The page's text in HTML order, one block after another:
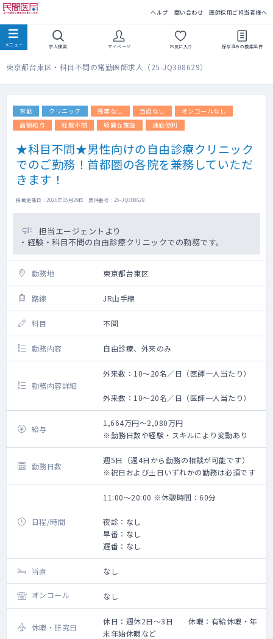
ヘルプ 問い合わせ 医師採用ご担当者様へ
求人検索 マイページ お気に入り 保存済みの検索条件
東京都台東区・科目不問の常勤医師求人（25-JQ308629）
常勤 クリニック 残業なし 当直なし
オンコールなし
高額給与
経験不問 綺麗な施設 通勤便利
★科目不問★男性向けの自由診療クリニック
でのご勤務！首都圏の各院を兼務していただ
きます！
掲載更新日 : 2026年05月29日 案件番号 : 25-JQ308629
担当エージェントより
・経験・科目不問の自由診療クリニックでの勤務です。
勤務地 東京都台東区
路線 JR山手線
科目 不問
勤務内容 自由診療、外来のみ
勤務内容詳細
外来数：10～20名／日（医師一人当たり）
外来数：10～20名／日（医師一人当たり）
給与
1,664万円～2,080万円
※勤務日数や経験・スキルにより変動あり
勤務日数
週5日（週4日から勤務の相談が可能です）
※祝日および土日いずれかの勤務は必須です
日程/時間
11:00～20:00 ※休憩時間：60分
夜診：なし
早番：なし
遅番：なし
当直 なし
オンコール なし
休暇・研究日
休日：週休2日～3日 休暇：有給休暇・年
末年始休暇など